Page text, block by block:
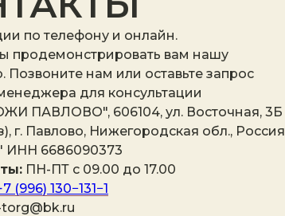
по телефону и онлайн.
продемонстрировать вам нашу
Позвоните нам или оставьте запрос
для консультации
ПАВЛОВО", 606104, ул. Восточная, 3Б
г. Павлово, Нижегородская обл., Россия
6686090373
ПН-ПТ с 09.00 до 17.00
(996) 130−131−1